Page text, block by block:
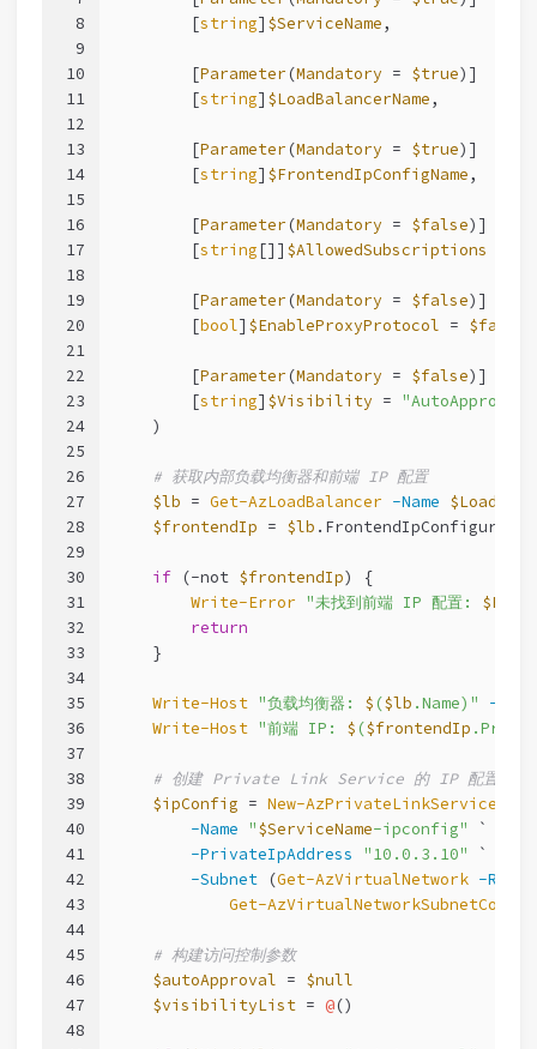
8
9
10
11
12
13
14
15
16
17
18
19
20
21
22
23
24
25
26
27
28
29
30
31
32
33
34
35
36
37
38
39
40
41
42
43
44
45
46
47
48
        [
string] $ServiceName,
        [
Parameter (Mandatory = $true)]
        [
string] $LoadBalancerName,
        [
Parameter (Mandatory = $true)]
        [
string] $FrontendIpConfigName,
        [
Parameter (Mandatory = $false)]
        [
string[]] $AllowedSubscriptions
        [
Parameter (Mandatory = $false)]
        [
bool] $EnableProxyProtocol = $false
        [
Parameter (Mandatory = $false)]
        [
string] $Visibility = "AutoApproval"
    )
# 获取内部负载均衡器和前端 IP 配置
$lb = Get-AzLoadBalancer -Name
$frontendIp = $lb
if (-not $frontendIp) {
Write-Error "未找到前端 IP 配置:
return
    }
Write-Host "负载均衡器: $ ($lb .Name)"
-
Write-Host "前端 IP: $ ($frontendIp
# 创建 Private Link Service 的 IP 配置
$ipConfig = New-
-Name "$ServiceName-ipconfig" `
-PrivateIpAddress
"10.0.3.10" `
-Subnet (Get-AzVirtualNetwork -
Get-AzVirtualNetworkSubnetConfig
# 构建访问控制参数
$autoApproval = $null
$visibilityList = @()